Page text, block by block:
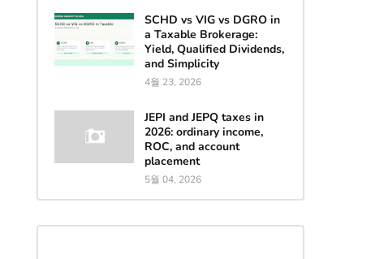
SCHD vs VIG vs DGRO in
a Taxable Brokerage:
Yield, Qualified Dividends,
and Simplicity
4월 23, 2026
JEPI and JEPQ taxes in
2026: ordinary income,
ROC, and account
placement
5월 04, 2026